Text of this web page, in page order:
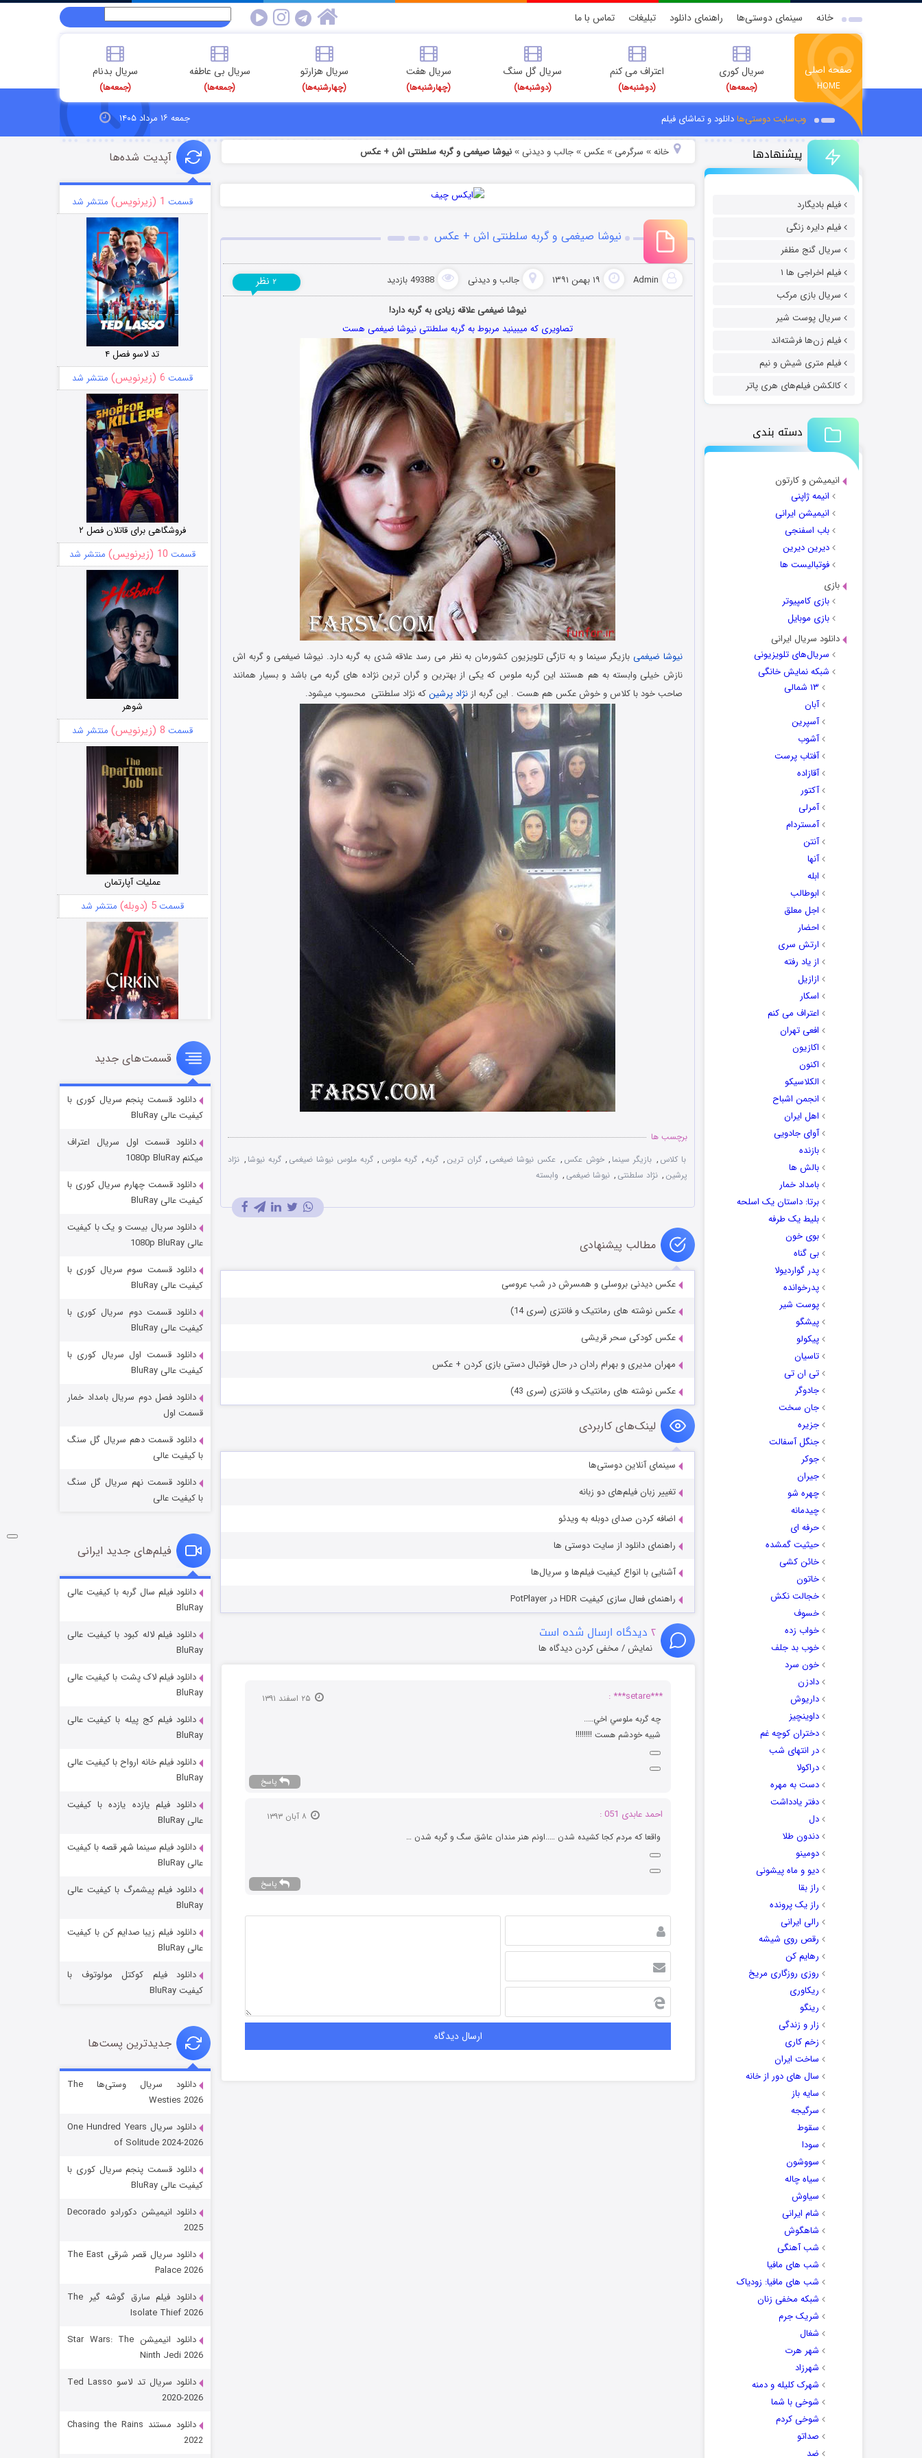
خانه سینمای دوستی‌ها راهنمای دانلود تبلیغات تماس با ما
صفحه اصلی
HOME
سریال کوری
(جمعه‌ها)
اعتراف می کنم
(دوشنبه‌ها)
سریال گل سنگ
(دوشنبه‌ها)
سریال هفت
(چهارشنبه‌ها)
سریال هزارتو
(چهارشنبه‌ها)
سریال بی عاطفه
(جمعه‌ها)
سریال بدنام
(جمعه‌ها)
وب‌سایت دوستی‌هادانلود و تماشای فیلم جمعه ۱۶ مرداد ۱۴۰۵
پیشنهادها
فیلم بادیگارد
فیلم دایره زنگی
سریال گنج مظفر
فیلم اخراجی ها ۱
سریال بازی مرکب
سریال پوست شیر
فیلم زن‌ها فرشته‌اند
فیلم متری شیش و نیم
کالکشن فیلم‌های هری پاتر
دسته بندی
انیمیشن و کارتون
انیمه ژاپنی
انیمیشن ایرانی
باب اسفنجی
دیرین دیرین
فوتبالیست ها
بازی
بازی کامپیوتر
بازی موبایل
دانلود سریال ایرانی
سریال‌های تلویزیونی
شبکه نمایش خانگی
۱۳ شمالی
آبان
آسپرین
آشوب
آفتاب پرست
آقازاده
آکتور
آمرلی
آمستردام
آنتن
آنها
ابله
ابوطالب
اجل معلق
احضار
ارتش سری
از یاد رفته
ازازیل
اسکار
اعتراف می کنم
افعی تهران
اکازیون
اکنون
الکلاسیکو
انجمن اشباح
اهل ایران
آوای جادویی
بازنده
بالش ها
بامداد خمار
برتا: داستان یک اسلحه
بلیط یک‌‌ طرفه
بوی خون
بی گناه
پدر گواردیولا
پدرخوانده
پوست شیر
پیشگو
پیکولو
تاسیان
تی ان تی
جادوگر
جان سخت
جزیره
جنگل آسفالت
جوکر
جیران
چهره شو
چیدمانه
حرفه ای
حیثیت گمشده
خائن کشی
خاتون
خجالت نکش
خسوف
خواب زده
خوب بد جلف
خون سرد
دادزن
داریوش
داوینچیز
دختران کوچه غم
در انتهای شب
دراکولا
دست به مهره
دفتر یادداشت
دل
دندون طلا
دومینو
دیو و ماه پیشونی
راز بقا
راز یک پرونده
رالی ایرانی
رقص روی شیشه
رهایم کن
روزی روزگاری مریخ
ریکاوری
رینگو
زار و زندگی
زخم کاری
ساخت ایران
سال های دور از خانه
سایه باز
سرگیجه
سقوط
سودا
سووشون
سیاه چاله
سیاوش
شام ایرانی
شاهگوش
شب آهنگی
شب های مافیا
شب های مافیا: زودیاک
شبکه مخفی زنان
شریک جرم
شغال
شهر هرت
شهرزاد
شهرک کلیله و دمنه
شوخی با شما
شوخی کردم
صداتو
ضد
خانه» سرگرمی » عکس » جالب و دیدنی » نیوشا صیغمی و گربه سلطنتی اش + عکس
نیوشا صیغمی و گربه سلطنتی اش + عکس
Admin ۱۹ بهمن ۱۳۹۱ جالب و دیدنی 49388 بازدید ۲ نظر
نیوشا ضیغمی علاقه زیادی به گربه دارد!
تصاویری که میبینید مربوط به گربه سلطنتی نیوشا ضیغمی هست
نیوشا ضیغمیبازیگر سینما و به تازگی تلویزیون کشورمان به نظر می رسد علاقه شدی به گربه دارد. نیوشا ضیغمی و گربه اش
نازش خیلی وابسته به هم هستند این گربه ملوس که یکی از بهترین و گران ترین نژاده های گربه می باشد و بسیار همانند
صاحب خود با کلاس و خوش عکس هم هست . این گربه ازنژاد پرشینکه نژاد سلطنتی محسوب میشود.
برچسب ها
با کلاس , بازیگر سینما , خوش عکس , عکس نیوشا ضیغمی , گران ترین , گربه, گربه ملوس , گربه ملوس نیوشا ضیغمی , گربه نیوشا , نژاد
پرشین , نژاد سلطنتی , نیوشا ضیغمی , وابسته
مطالب پیشنهادی
عكس دیدنی بروسلی و همسرش در شب عروسی
عکس نوشته های رمانتیک و فانتزی (سری 14)
عکس کودکی سحر قریشی
مهران مدیری و بهرام رادان در حال فوتبال دستی بازی کردن + عکس
عکس نوشته های رمانتیک و فانتزی (سری 43)
لینک‌های کاربردی
سینمای آنلاین دوستی‌ها
تغییر زبان فیلم‌های دو زبانه
اضافه کردن صدای دوبله به ویدئو
راهنمای دانلود از سایت دوستی ها
آشنایی با انواع کیفیت فیلم‌ها و سریال‌ها
راهنمای فعال سازی کیفیت HDR در PotPlayer
۲ دیدگاه ارسال شده است
نمایش / مخفی کردن دیدگاه ها
***setare*** :
چه گربه ملوسي اخي…..
شبيه خودشم هست !!!!!!!!
پاسخ
احمد عابدی 051 :
واقعا که مردم کجا کشیده شدن …..اونم هنر مندان عاشق سگ و گربه شدن …
پاسخ
آپدیت شده‌ها
قسمت 1 (زیرنویس) منتشر شد
تد لاسو فصل ۴
قسمت 6 (زیرنویس) منتشر شد
فروشگاهی برای قاتلان فصل ۲
قسمت 10 (زیرنویس) منتشر شد
شوهر
قسمت 8 (زیرنویس) منتشر شد
عملیات آپارتمان
قسمت5 (دوبله) منتشر شد
سریال زشت
قسمت2 (زیرنویس) منتشر شد
مردگان متحرک: شهر مرده ۳
شکست استوارت در نجات جهان
قسمت 7 (زیرنویس) منتشر شد
شوگر فصل ۲
قسمت
خاندان اژدها فصل ۳
جادوگری در مغولستان
قسمت6 (زیرنویس)
رویایی برای تو
قسمت 15 (دوبله)
قسمت‌های جدید
دانلود قسمت پنجم سریال کوری با
کیفیت عالی BluRay
دانلود قسمت اول سریال اعتراف
میکنم 1080p BluRay
دانلود قسمت چهارم سریال کوری با
کیفیت عالی BluRay
دانلود سریال بیست و یک با کیفیت
عالی 1080p BluRay
دانلود قسمت سوم سریال کوری با
کیفیت عالی BluRay
دانلود قسمت دوم سریال کوری با
کیفیت عالی BluRay
دانلود قسمت اول سریال کوری با
کیفیت عالی BluRay
دانلود فصل دوم سریال بامداد خمار
قسمت اول
دانلود قسمت دهم سریال گل سنگ
با کیفیت عالی
دانلود قسمت نهم سریال گل سنگ
با کیفیت عالی
فیلم‌های جدید ایرانی
دانلود فیلم سال گربه با کیفیت عالی
BluRay
دانلود فیلم لاله کبود با کیفیت عالی
BluRay
دانلود فیلم لاک پشت با کیفیت عالی
BluRay
دانلود فیلم کج‌ پیله با کیفیت عالی
BluRay
دانلود فیلم خانه ارواح با کیفیت عالی
BluRay
دانلود فیلم یازده یازده با کیفیت
عالی BluRay
دانلود فیلم سینما شهر قصه با کیفیت
عالی BluRay
دانلود فیلم پیشمرگ با کیفیت عالی
BluRay
دانلود فیلم زیبا صدایم کن با کیفیت
عالی BluRay
دانلود فیلم کوکتل مولوتوف با
کیفیت BluRay
جدیدترین پست‌ها
دانلود سریال وستی‌ها The
Westies 2026
دانلود سریال One Hundred Years
of Solitude 2024-2026
دانلود قسمت پنجم سریال کوری با
کیفیت عالی BluRay
دانلود انیمیشن دکورادو Decorado
2025
دانلود سریال قصر شرقی The East
Palace 2026
دانلود فیلم سارق گوشه گیر The
Isolate Thief 2026
دانلود انیمیشن Star Wars: The
Ninth Jedi 2026
دانلود سریال تد لاسو Ted Lasso
2020-2026
دانلود مستند Chasing the Rains
2022